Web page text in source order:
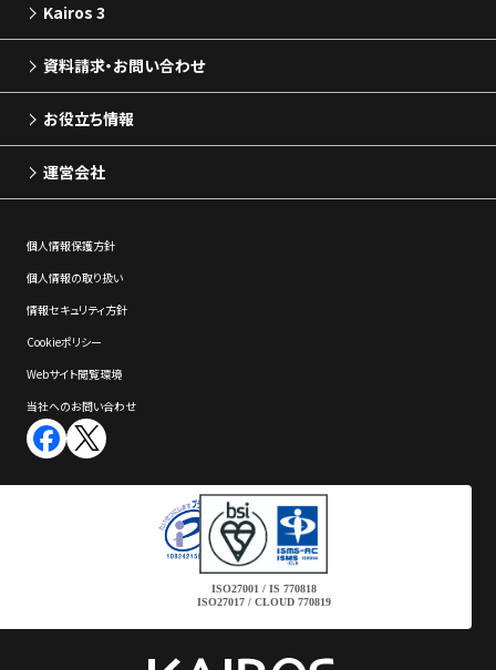
ISO27001 / IS 770818
ISO27017 / CLOUD 770819
Kairos 3
資料請求・お問い合わせ
お役立ち情報
運営会社
個⼈情報保護⽅針
個⼈情報の取り扱い
情報セキュリティ⽅針
Cookieポリシー
Webサイト閲覧環境
当社へのお問い合わせ